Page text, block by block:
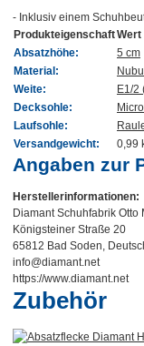
- Inklusiv einem
ProdukteigenschaftWert
Absatzhöhe:
5 cm
Material:
Weite:
E1/2
Decksohle:
Laufsohle:
Versandgewicht:
0,99
Angaben zur
Herstellerinformationen:
Diamant Schuhfabrik Otto
Königsteiner Straße 20
65812 Bad Soden,
info@diamant.net
https://www.diamant.net
Zubehör